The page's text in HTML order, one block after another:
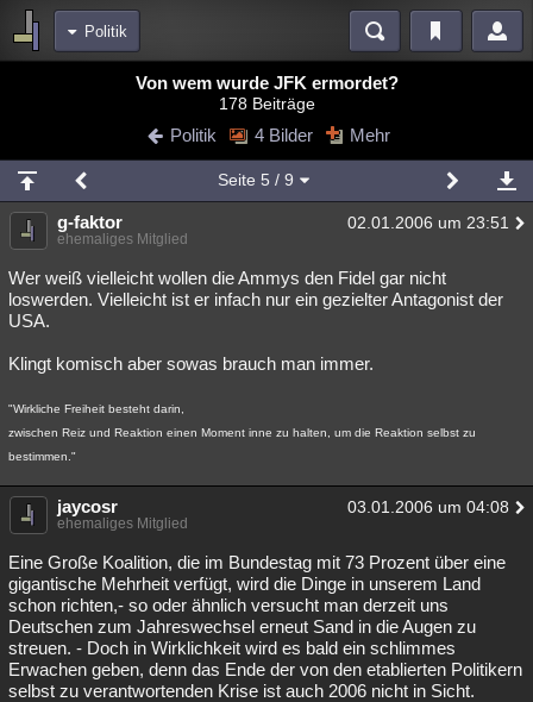
Politik
Blogs Videos
Chat Wiki Neuigkeiten
meine Rubriken
Menschen Mystery Kriminalfälle
Spiritualität Verschwörungen Technologie Ufologie
Natur
weitere Rubriken
Astronomie Helpdesk Gruppen Gaming Filme
Musik Clash Verbesserungen Allmystery English
Übersichten
Besucht Teilgenommen Alle Neue Geschlossen
Lesenswert Schlüsselwörter
Von wem wurde JFK ermordet?
178 Beiträge
Politik 4 Bilder Mehr
Seite 5 / 9
g-faktor 02.01.2006 um 23:51
ehemaliges Mitglied
Wer weiß vielleicht wollen die Ammys den Fidel gar nicht
loswerden. Vielleicht ist er infach nur ein gezielter Antagonist der
USA.
Klingt komisch aber sowas brauch man immer.
"Wirkliche Freiheit besteht darin,
zwischen Reiz und Reaktion einen Moment inne zu halten, um die Reaktion selbst zu
bestimmen."
jaycosr 03.01.2006 um 04:08
ehemaliges Mitglied
Eine Große Koalition, die im Bundestag mit 73 Prozent über eine
gigantische Mehrheit verfügt, wird die Dinge in unserem Land
schon richten,- so oder ähnlich versucht man derzeit uns
Deutschen zum Jahreswechsel erneut Sand in die Augen zu
streuen. - Doch in Wirklichkeit wird es bald ein schlimmes
Erwachen geben, denn das Ende der von den etablierten Politikern
selbst zu verantwortenden Krise ist auch 2006 nicht in Sicht.